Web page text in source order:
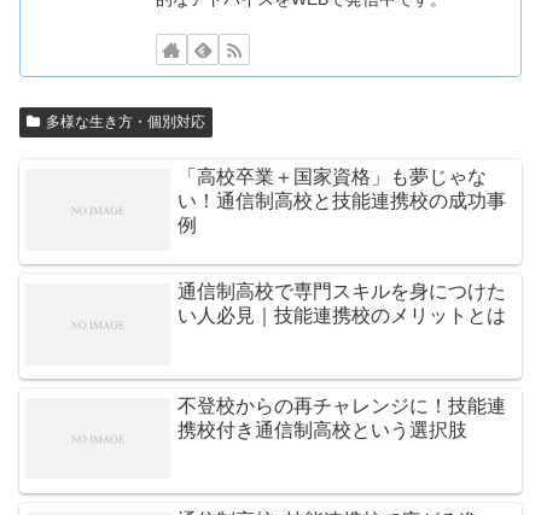
多様な生き方・個別対応
「高校卒業＋国家資格」も夢じゃな
い！通信制高校と技能連携校の成功事
例
通信制高校で専門スキルを身につけた
い人必見｜技能連携校のメリットとは
不登校からの再チャレンジに！技能連
携校付き通信制高校という選択肢